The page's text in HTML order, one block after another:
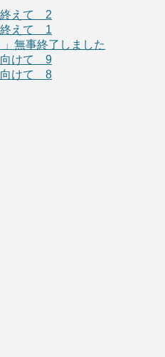
終えて 2
終えて 1
」無事終了しました
向けて 9
向けて 8